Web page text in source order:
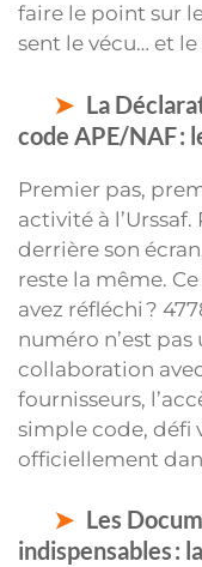
faire le point sur
sent le vécu… et
La
code APE/NAF :
Premier pas,
activité à
derrière son
reste la même.
avez réfléchi ?
numéro n’est
collaboration
fournisseurs,
simple code, défi
officiellement
Les
indispensables :